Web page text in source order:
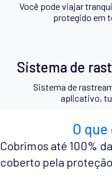
Você pode viajar
protegido em
Sistema de
Sistema de
aplicativo,
O
Cobrimos até 100%
coberto pela